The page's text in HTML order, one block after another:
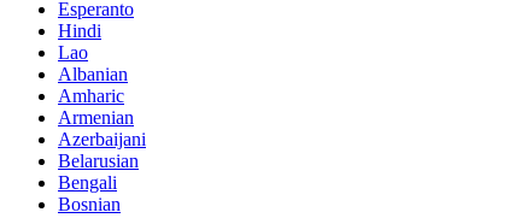
Esperanto
Hindi
Lao
Albanian
Amharic
Armenian
Azerbaijani
Belarusian
Bengali
Bosnian